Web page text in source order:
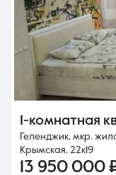
1-комнатная
Геленджик, мкр.
Крымская, 22к19
13 950 000